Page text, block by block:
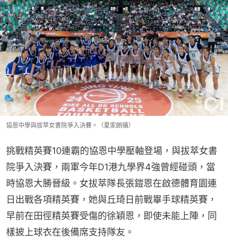
協恩中學與拔萃女書院爭入決賽。（夏家朗攝）
挑戰精英賽10連霸的協恩中學壓軸登場，與拔萃女書
院爭入決賽，兩軍今年D1港九學界4強曾經碰頭，當
時協恩大勝晉級。女拔萃隊長張鎧恩在啟德體育園連
日出戰各項精英賽，她與丘琦日前戰畢手球精英賽，
早前在田徑精英賽受傷的徐穎恩，即使未能上陣，同
樣披上球衣在後備席支持隊友。